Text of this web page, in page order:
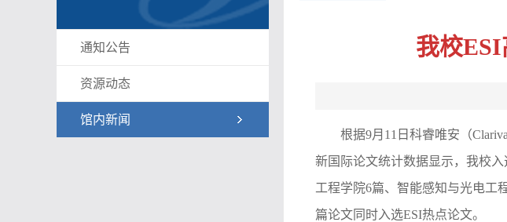
通知公告
资源动态
馆内新闻
我校ESI
根据9月11日科睿唯安（
新国际论文统计数据显示，我校
工程学院6篇、智能感知与光电工
篇论文同时入选ESI热点论文。